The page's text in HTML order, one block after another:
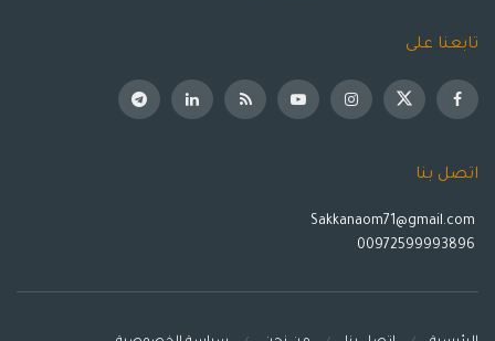
تابعنا على
اتصل بنا
Sakkanaom71@gmail.com